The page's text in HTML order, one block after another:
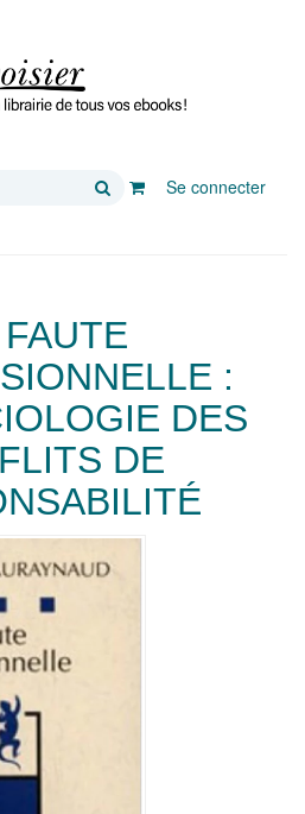
Rechercher
Se connecter
:
DES
DE